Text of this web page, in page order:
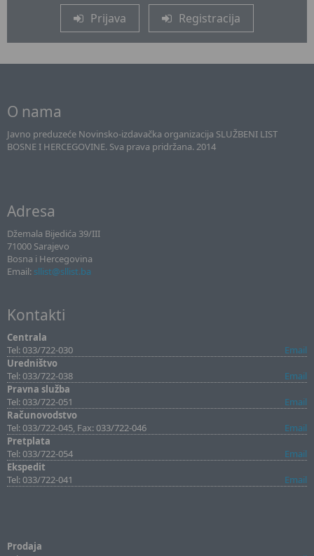
Prijava Registracija
O nama
Javno preduzeće Novinsko-izdavačka organizacija SLUŽBENI LIST
BOSNE I HERCEGOVINE. Sva prava pridržana. 2014
Adresa
Džemala Bijedića 39/III
71000 Sarajevo
Bosna i Hercegovina
Email: sllist@sllist.ba
Kontakti
Centrala
Tel: 033/722-030
Email
Uredništvo
Tel: 033/722-038
Email
Pravna služba
Tel: 033/722-051
Email
Računovodstvo
Tel: 033/722-045, Fax: 033/722-046
Email
Pretplata
Tel: 033/722-054
Email
Ekspedit
Tel: 033/722-041
Email
Prodaja